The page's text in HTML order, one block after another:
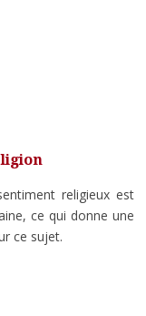
religieux est
ce qui donne une
ce sujet.